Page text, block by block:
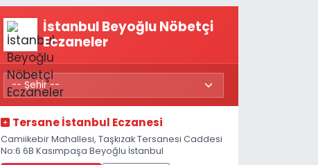
İstanbul Beyoğlu Nöbetçi
Eczaneler
Tersane İstanbul Eczanesi
Camiikebir Mahallesi, Taşkızak Tersanesi Caddesi
No:6 6B Kasımpaşa Beyoğlu İstanbul